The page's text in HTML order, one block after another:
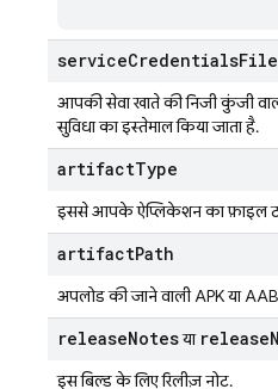
serviceCredentialsFile
आपकी सेवा खाते की निजी कुंजी
सुविधा का इस्तेमाल किया जाता है.
artifactType
इससे आपके ऐप्लिकेशन का फ़ाइल
artifactPath
अपलोड की जाने वाली APK या
releaseNotesया release
इस बिल्ड के लिए रिलीज़ नोट.